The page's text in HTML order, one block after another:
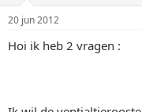
t
a
r
u
20 jun 2012
Hoi ik heb 2 vragen :